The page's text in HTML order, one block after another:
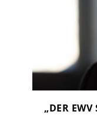
„DER EWV